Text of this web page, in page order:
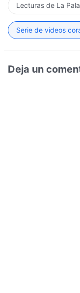
Lecturas de La
Serie de videos
Deja un